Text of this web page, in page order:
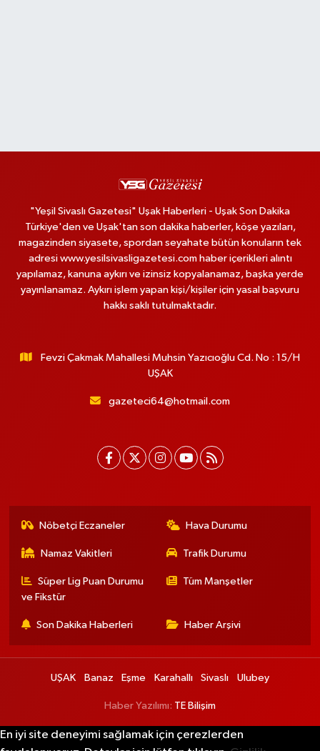
"Yeşil Sivaslı Gazetesi" Uşak Haberleri - Uşak Son Dakika
Türkiye'den ve Uşak'tan son dakika haberler, köşe yazıları,
magazinden siyasete, spordan seyahate bütün konuların tek
adresi www.yesilsivasligazetesi.com haber içerikleri alıntı
yapılamaz, kanuna aykırı ve izinsiz kopyalanamaz, başka yerde
yayınlanamaz. Aykırı işlem yapan kişi/kişiler için yasal başvuru
hakkı saklı tutulmaktadır.
Fevzi Çakmak Mahallesi Muhsin Yazıcıoğlu Cd. No : 15/H
UŞAK
gazeteci64@hotmail.com
Nöbetçi Eczaneler Hava Durumu
Namaz Vakitleri Trafik Durumu
Süper Lig Puan Durumu
ve Fikstür
Tüm Manşetler
Son Dakika Haberleri Haber Arşivi
UŞAK Banaz Eşme Karahallı Sivaslı Ulubey
Haber Yazılımı: TE Bilişim
En iyi site deneyimi sağlamak için çerezlerden